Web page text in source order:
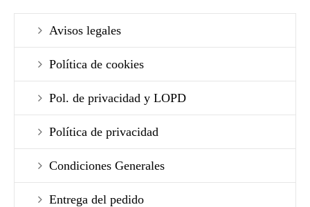
Avisos legales
Política de cookies
Pol. de privacidad y LOPD
Política de privacidad
Condiciones Generales
Entrega del pedido